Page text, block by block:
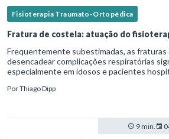
Fisioterapia Traumato-Ortopédica
Fratura de costela: atuação do
Frequentemente subestimadas, as fraturas
desencadear complicações respiratórias
especialmente em idosos e pacientes
cená
PorThiago Dipp
9 min.